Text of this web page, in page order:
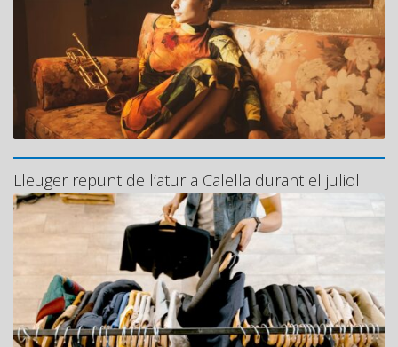
Lleuger repunt de l’atur a Calella durant el juliol